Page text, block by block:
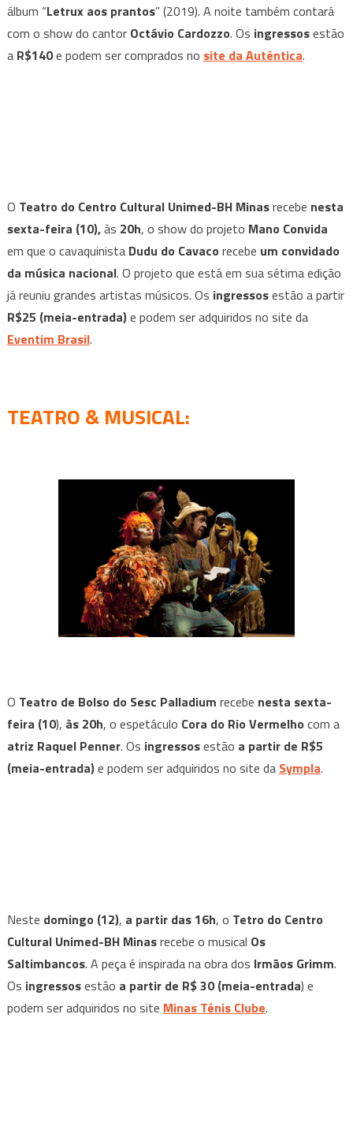
álbum “Letrux aos prantos” (2019). A noite também contará
com o show do cantor Octávio Cardozzo. Os ingressosestão
a R$140e podem ser comprados no site da Autêntica.
O Teatro do Centro Cultural Unimed-BH Minasrecebe nesta
sexta-feira (10),às 20h, o show do projeto Mano Convida
em que o cavaquinista Dudu do Cavaco recebe um convidado
da música nacional. O projeto que está em sua sétima edição
já reuniu grandes artistas músicos. Os ingressosestão a partir
R$25 (meia-entrada)e podem ser adquiridos no site da
Eventim Brasil.
TEATRO & MUSICAL:
O Teatro de Bolso do Sesc Palladium recebe nesta sexta-
feira (10), às 20h, o espetáculo Cora do Rio Vermelho com a
atriz Raquel Penner. Os ingressosestão a partir de R$5
(meia-entrada)e podem ser adquiridos no site da Sympla.
Neste domingo (12), a partir das 16h, o Tetro do Centro
Cultural Unimed-BH Minasrecebe o musical Os
Saltimbancos. A peça é inspirada na obra dos Irmãos Grimm.
Os ingressosestão a partir de R$ 30 (meia-entrada) e
podem ser adquiridos no site Minas Tênis Clube.